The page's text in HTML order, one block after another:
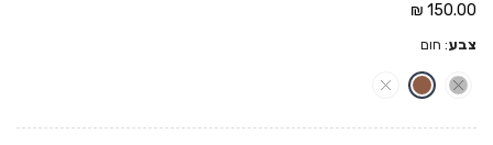
150.00
₪
צבע: חום